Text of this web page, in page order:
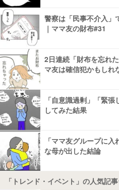
警察は「民事不介入」
｜ママ友の財布#31
2日連続「財布を忘れ
マ友は確信犯かもしれ
「自意識過剰」「緊
してみた結果
「ママ友グループに
な母が出した結論
「トレンド・イベント」の人気記